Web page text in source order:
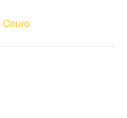
Couro